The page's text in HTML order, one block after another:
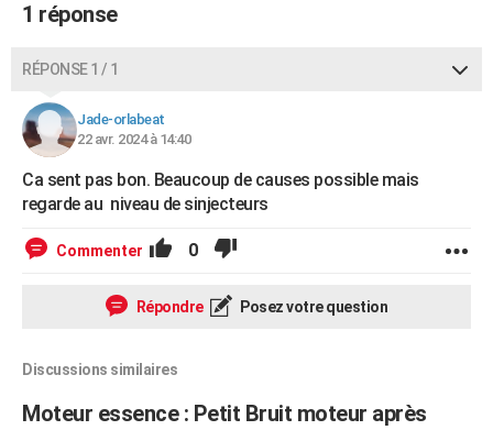
COPAINS D'AVANT
S'inscrire
Se connecter
Lycées
Collèges
Primaires
Universités
Entreprises
Service militaire
Avis de recherche
AVIS DE DÉCÈS
Bricolage
Lifestyle
Culture
Sport
Auto
Television
Voyage
Cinema
1 réponse
RÉPONSE 1 / 1
Jade-orlabeat
22 avr. 2024 à 14:40
Ca sent pas bon. Beaucoup de causes possible mais
regarde au niveau de sinjecteurs
Commenter 0
Répondre Posez votre question
Discussions similaires
Moteur essence : Petit Bruit moteur après